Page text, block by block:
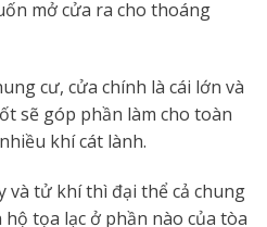
mở cửa ra cho thoáng
cư, cửa chính là cái lớn và
sẽ góp phần làm cho toàn
khí cát lành.
và tử khí thì đại thể cả chung
tọa lạc ở phần nào của tòa